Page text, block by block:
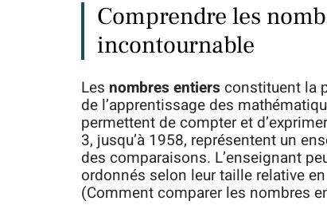
Comprendre les
incontournable
Les nombres entiers constituent la
de l’apprentissage des
permettent de compter et
3, jusqu’à 1958, représentent un
des comparaisons. L’enseignant
ordonnés selon leur taille relative
(Comment comparer les nombres